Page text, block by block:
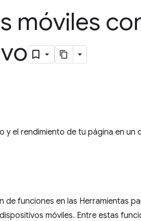
móviles
el rendimiento de tu página en un
de funciones en las Herramientas
móviles. Entre estas